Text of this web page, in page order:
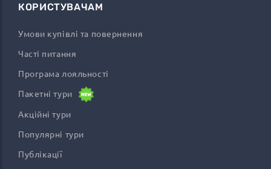
КОРИСТУВАЧАМ
Умови купівлі та повернення
Часті питання
Програма лояльності
Пакетні тури
Акційні тури
Популярні тури
Публікації